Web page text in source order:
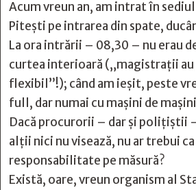
Acum vreun an, am intrat în
Pitești pe intrarea din spate,
La ora intrării – 08,30 – nu erau
curtea interioară („magistrații
flexibil”!); când am ieșit, peste
full, dar numai cu mașini de
Dacă procurorii – dar și polițiștii
alții nici nu visează, nu ar trebui ca
responsabilitate pe măsură?
Există, oare, vreun organism al